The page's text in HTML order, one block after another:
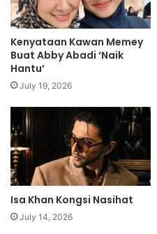
i
c
a
r
a
a
B
e
l
a
D
i
r
i
e
n
d
T
i
k
o
k
[
V
I
D
E
O
Kenyataan Kawan Memey
Buat Abby Abadi ‘Naik
Hantu’
July 19, 2026
Isa Khan Kongsi Nasihat
July 14, 2026